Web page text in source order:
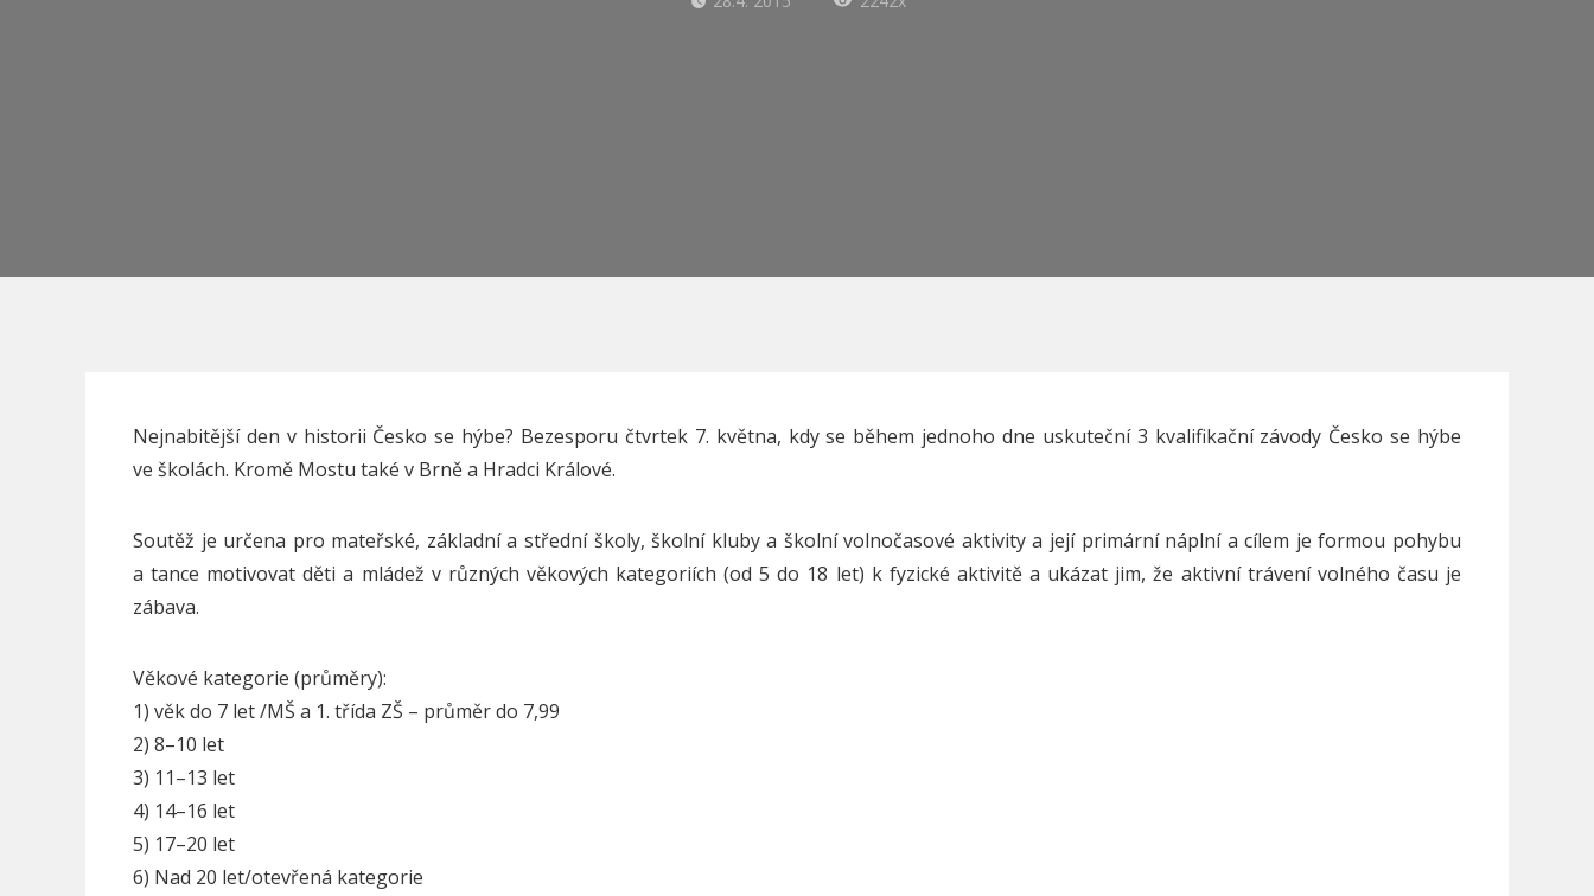
Nejnabitější den v historii Česko se hýbe? Bezesporu čtvrtek 7. května, kdy se během jednoho dne uskuteční 3 kvalifikační závody Česko se hýbe
ve školách. Kromě Mostu také v Brně a Hradci Králové.
Soutěž je určena pro mateřské, základní a střední školy, školní kluby a školní volnočasové aktivity a její primární náplní a cílem je formou pohybu
a tance motivovat děti a mládež v různých věkových kategoriích (od 5 do 18 let) k fyzické aktivitě a ukázat jim, že aktivní trávení volného času je
zábava.
Věkové kategorie (průměry):
1) věk do 7 let /MŠ a 1. třída ZŠ – průměr do 7,99
2) 8–10 let
3) 11–13 let
4) 14–16 let
5) 17–20 let
6) Nad 20 let/otevřená kategorie